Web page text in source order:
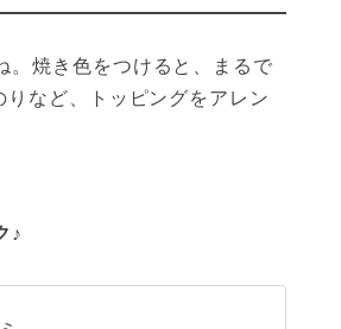
。焼き色をつけると、まるで
など、トッピングをアレン
♪